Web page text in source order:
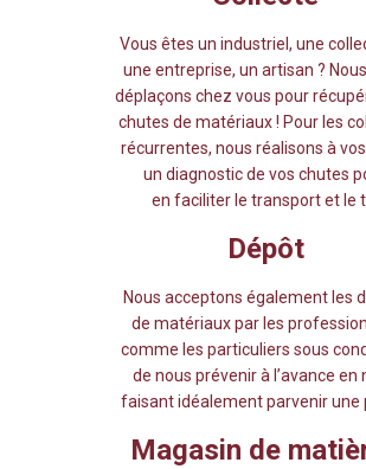
Vous êtes un industriel, une
une entreprise, un artisan ?
déplaçons chez vous pour
chutes de matériaux ! Pour les
récurrentes, nous réalisons à
un diagnostic de vos chutes
en faciliter le transport et le
Dépôt
Nous acceptons également les
de matériaux par les
comme les particuliers sous
de nous prévenir à l’avance en
faisant idéalement parvenir une
Magasin de